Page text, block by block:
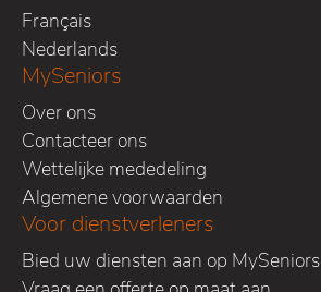
Français
Nederlands
MySeniors
Over ons
Contacteer ons
Wettelijke mededeling
Algemene voorwaarden
Voor dienstverleners
Bied uw diensten aan op MySeniors